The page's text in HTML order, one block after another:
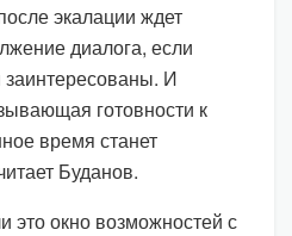
экалации ждет
диалога, если
заинтересованы. И
готовности к
время станет
Буданов.
это окно возможностей с